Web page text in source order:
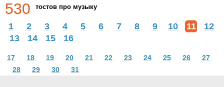
530 тостов про музыку
1 2 3 4 5 6 7 8 9 10 11
12
13
14 15 16
17 18 19 20 21 22 23 24 25 26
27
28
29 30 31